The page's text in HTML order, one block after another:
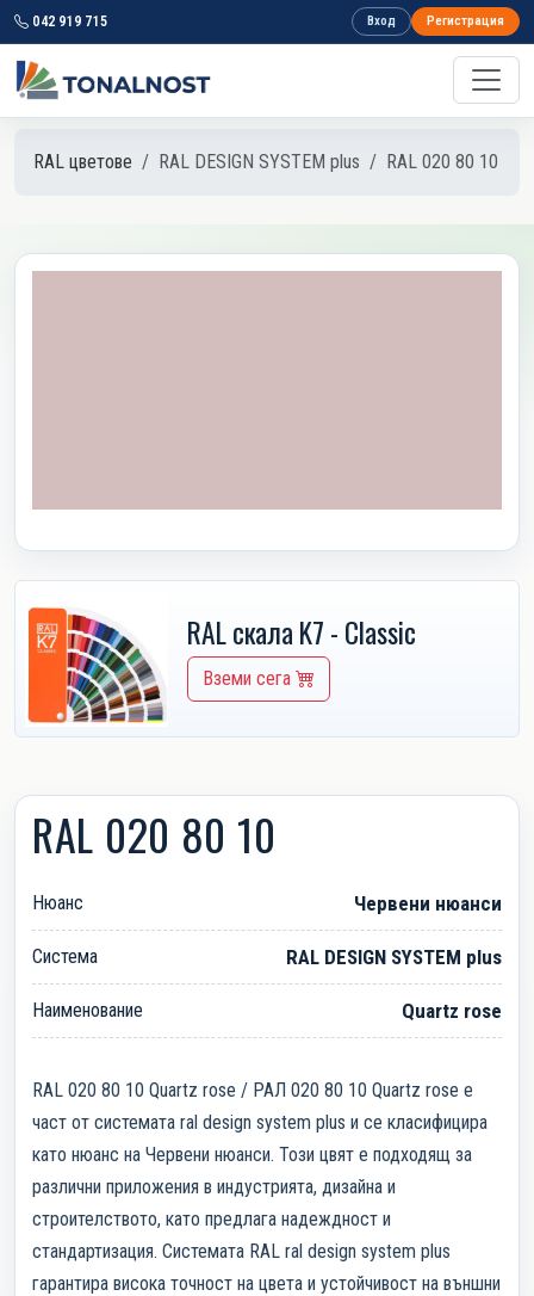
042 919 715 Вход Регистрация
RAL цветове RAL DESIGN SYSTEM plus RAL 020 80 10
RAL скала K7 - Classic
Вземи сега
RAL 020 80 10
Нюанс Червени нюанси
Система RAL DESIGN SYSTEM plus
Наименование Quartz rose
RAL 020 80 10 Quartz rose / РАЛ 020 80 10 Quartz rose е
част от системата ral design system plus и се класифицира
като нюанс на Червени нюанси. Този цвят е подходящ за
различни приложения в индустрията, дизайна и
строителството, като предлага надеждност и
стандартизация. Системата RAL ral design system plus
гарантира висока точност на цвета и устойчивост на външни